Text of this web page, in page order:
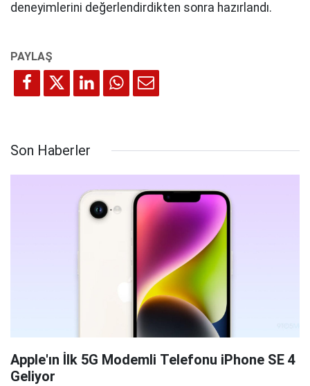
deneyimlerini değerlendirdikten sonra hazırlandı.
Son Haberler
Apple'ın İlk 5G Modemli Telefonu iPhone SE 4
Geliyor